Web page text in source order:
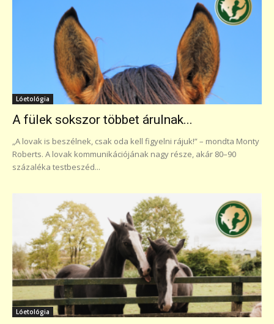
Lóetológia
A fülek sokszor többet árulnak...
„A lovak is beszélnek, csak oda kell figyelni rájuk!” – mondta Monty
Roberts. A lovak kommunikációjának nagy része, akár 80–90
százaléka testbeszéd...
Lóetológia